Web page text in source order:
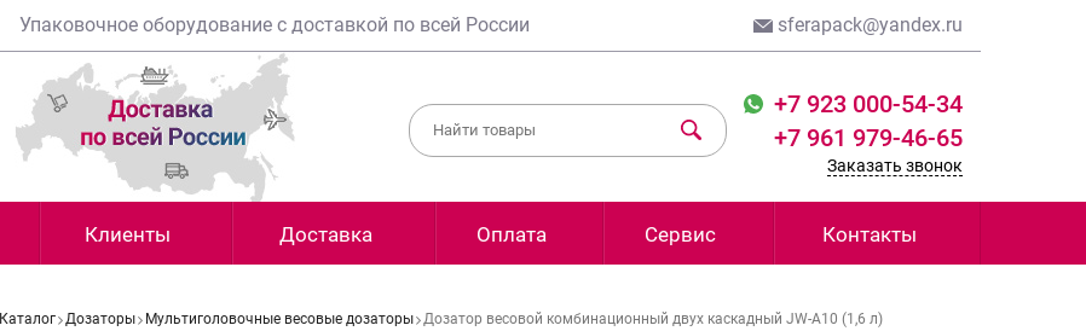
Упаковочное оборудование с доставкой по всей России sferapack@yandex.ru
+7 923 000-54-34
+7 961 979-46-65
Заказать звонок
Клиенты Доставка Оплата Сервис Контакты
Каталог Дозаторы Мультиголовочные весовые дозаторы Дозатор весовой комбинационный двух каскадный JW-A10 (1,6 л)